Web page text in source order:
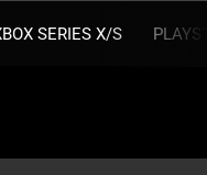
SERIES X/S